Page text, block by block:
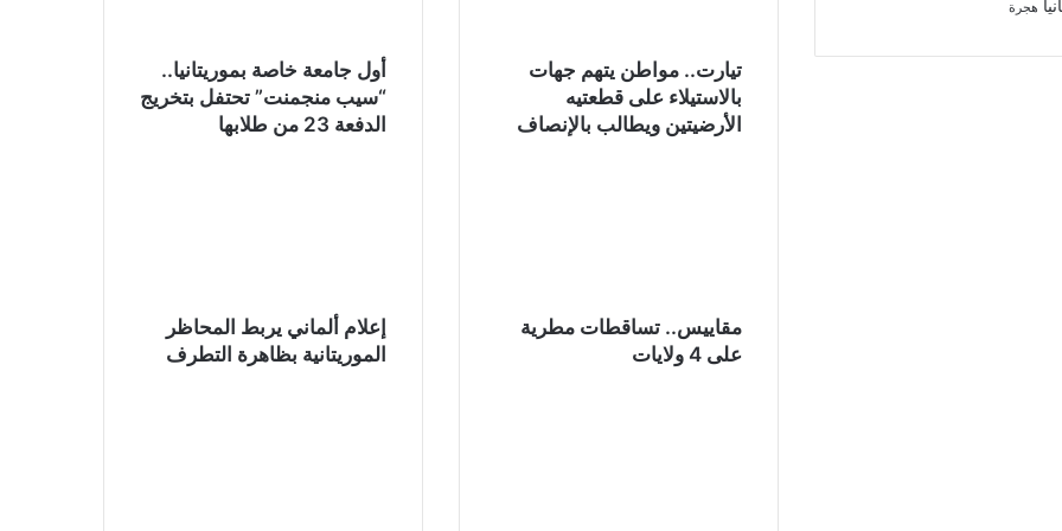
أول جامعة خاصة بموريتانيا..
“سيب منجمنت” تحتفل بتخريج
الدفعة 23 من طلابها
إعلام ألماني يربط المحاظر
الموريتانية بظاهرة التطرف
تيارت.. مواطن يتهم جهات
بالاستيلاء على قطعتيه
الأرضيتين ويطالب بالإنصاف
مقاييس.. تساقطات مطرية
على 4 ولايات
هجرة